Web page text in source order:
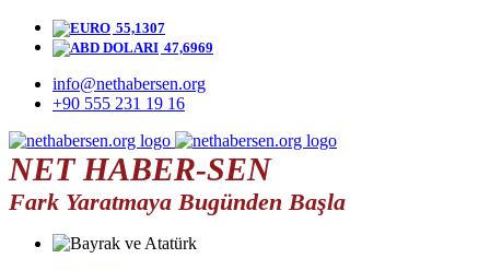
55,1307
47,6969
info@nethabersen.org
+90 555 231 19 16
NET HABER-SEN
Fark Yaratmaya Bugünden Başla